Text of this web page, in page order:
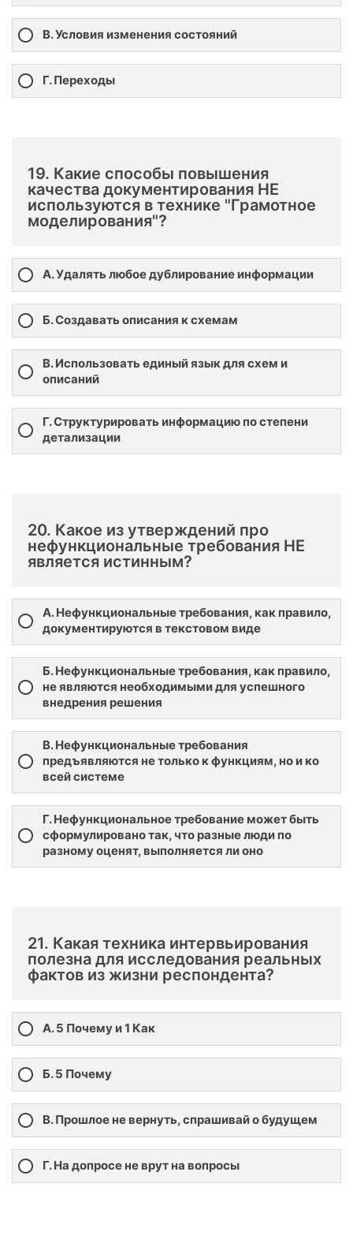
В. Условия изменения состояний
Г. Переходы
19. Какие способы повышения
качества документирования НЕ
используются в технике "Грамотное
моделирования"?
А. Удалять любое дублирование информации
Б. Создавать описания к схемам
В. Использовать единый язык для схем и
описаний
Г. Структурировать информацию по степени
детализации
20. Какое из утверждений про
нефункциональные требования НЕ
является истинным?
А. Нефункциональные требования, как правило,
документируются в текстовом виде
Б. Нефункциональные требования, как правило,
не являются необходимыми для успешного
внедрения решения
В. Нефункциональные требования
предъявляются не только к функциям, но и ко
всей системе
Г. Нефункциональное требование может быть
сформулировано так, что разные люди по
разному оценят, выполняется ли оно
21. Какая техника интервьирования
полезна для исследования реальных
фактов из жизни респондента?
А. 5 Почему и 1 Как
Б. 5 Почему
В. Прошлое не вернуть, спрашивай о будущем
Г. На допросе не врут на вопросы